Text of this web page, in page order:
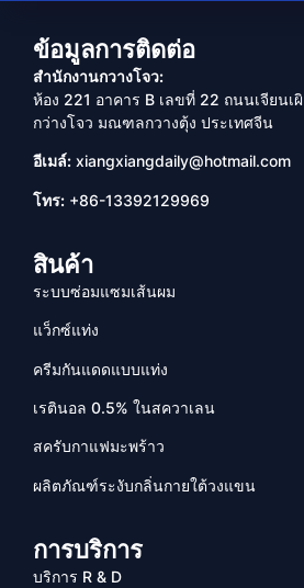
ข้อมูลการติดต่อ
สำนักงานกวางโจว:
ห้อง 221 อาคาร B เลขที่ 22 ถนนเจียนเผิ
กว่างโจว มณฑลกวางตุ้ง ประเทศจีน
อีเมล์: xiangxiangdaily@hotmail.com
โทร: +86-13392129969
สินค้า
ระบบซ่อมแซมเส้นผม
แว็กซ์แท่ง
ครีมกันแดดแบบแท่ง
เรตินอล 0.5% ในสควาเลน
สครับกาแฟมะพร้าว
ผลิตภัณฑ์ระงับกลิ่นกายใต้วงแขน
การบริการ
บริการ R & D